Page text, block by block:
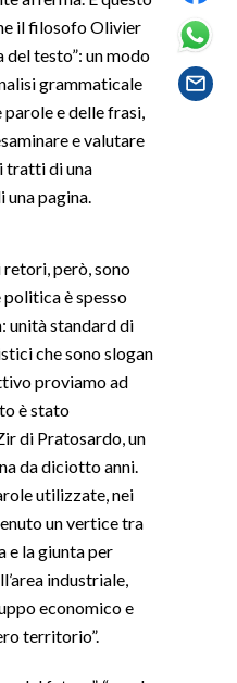
il filosofo Olivier
testo”: un modo
grammaticale
e delle frasi,
e valutare
tratti di una
pagina.
però, sono
è spesso
unità standard di
che sono slogan
proviamo ad
è stato
di Pratosardo, un
da diciotto anni.
utilizzate, nei
un vertice tra
e la giunta per
industriale,
economico e
territorio”.